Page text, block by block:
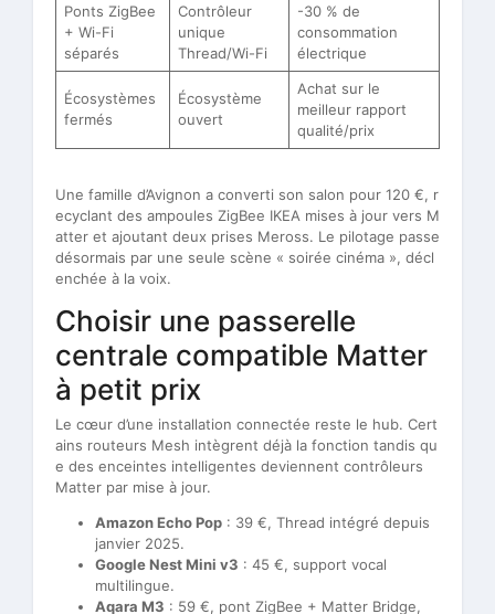
Ponts ZigBee
+ Wi-Fi
séparés
Contrôleur
unique
Thread/Wi-Fi
-30 % de
consommation
électrique
Écosystèmes
fermés
Écosystème
ouvert
Achat sur le
meilleur rapport
qualité/prix
Une famille d’Avignon a converti son salon pour 120 €, r
ecyclant des ampoules ZigBee IKEA mises à jour vers M
atter et ajoutant deux prises Meross. Le pilotage passe
désormais par une seule scène « soirée cinéma », décl
enchée à la voix.
Choisir une passerelle
centrale compatible Matter
à petit prix
Le cœur d’une installation connectée reste le hub. Cert
ains routeurs Mesh intègrent déjà la fonction tandis qu
e des enceintes intelligentes deviennent contrôleurs
Matter par mise à jour.
Amazon Echo Pop : 39 €, Thread intégré depuis
janvier 2025.
Google Nest Mini v3 : 45 €, support vocal
multilingue.
Aqara M3 : 59 €, pont ZigBee + Matter Bridge,